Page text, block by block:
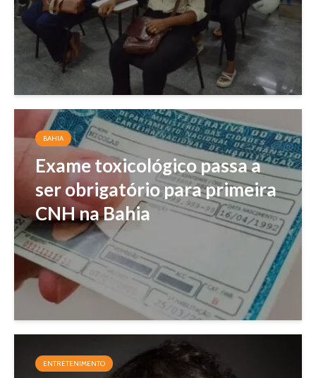
BAHIA
Exame toxicológico passa a
ser obrigatório para primeira
CNH na Bahia
ENTRETENIMENTO